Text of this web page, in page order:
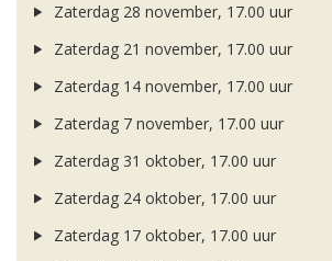
Zaterdag 28 november, 17.00 uur
Zaterdag 21 november, 17.00 uur
Zaterdag 14 november, 17.00 uur
Zaterdag 7 november, 17.00 uur
Zaterdag 31 oktober, 17.00 uur
Zaterdag 24 oktober, 17.00 uur
Zaterdag 17 oktober, 17.00 uur